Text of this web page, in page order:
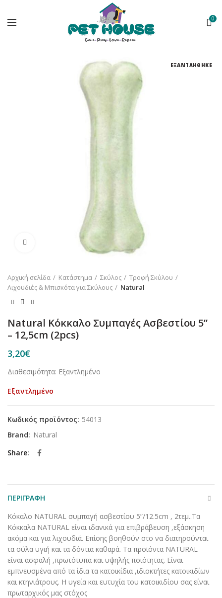
0
ΕΞΑΝΤΛΗΘΗΚΕ
Κλικ για μεγέθυνση
Αρχική σελίδα Κατάστημα Σκύλος
Τροφή Σκύλου
Λιχουδιές & Μπισκότα για Σκύλους
Natural
Natural Κόκκαλο Συμπαγές Ασβεστίου 5”
– 12,5cm (2pcs)
3,20€
Διαθεσιμότητα: Εξαντλημένο
Εξαντλημένο
Κωδικός προϊόντος: 54013
Brand: Natural
Share
ΠΕΡΙΓΡΑΦΉ
Kόκαλο NATURAL συμπαγή ασβεστίου 5”/12.5cm , 2τεμ..Τα
Κόκκαλα NATURAL είναι ιδανικά για επιβράβευση ,εξάσκηση
ακόμα και για λιχουδιά. Επίσης βοηθούν στο να διατηρούνται
τα ούλα υγιή και τα δόντια καθαρά. Τα προϊόντα NATURAL
είναι ασφαλή ,πρωτότυπα και υψηλής ποιότητας. Είναι
εμπνευσμένα από τα ίδια τα κατοικίδια ,ιδιοκτήτες κατοικιδίων
και κτηνιάτρους. Η υγεία και ευτυχία του κατοικιδίου σας είναι
πρωταρχικός μας στόχος